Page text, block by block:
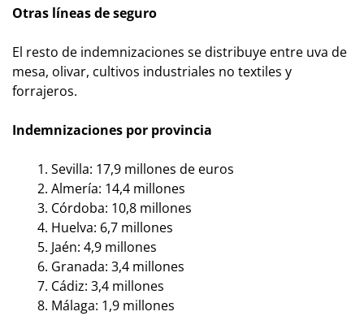
Otras líneas de seguro
El resto de indemnizaciones se distribuye entre uva de
mesa, olivar, cultivos industriales no textiles y
forrajeros.
Indemnizaciones por provincia
Sevilla: 17,9 millones de euros
Almería: 14,4 millones
Córdoba: 10,8 millones
Huelva: 6,7 millones
Jaén: 4,9 millones
Granada: 3,4 millones
Cádiz: 3,4 millones
Málaga: 1,9 millones